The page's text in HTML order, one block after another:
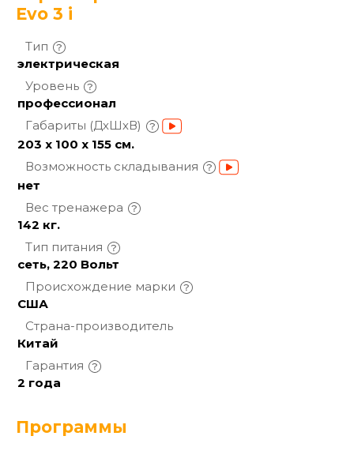
Evo 3 i
Тип
электрическая
Уровень
профессионал
Габариты (ДхШхВ)
203 x 100 x 155 см.
Возможность складывания
нет
Вес тренажера
142 кг.
Тип питания
сеть, 220 Вольт
Происхождение марки
США
Страна-производитель
Китай
Гарантия
2 года
Программы